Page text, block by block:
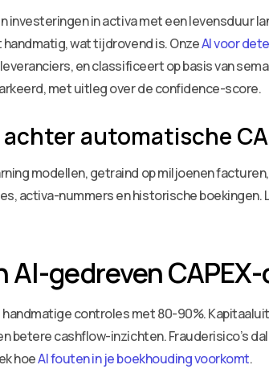
investeringen in activa met een levensduur
wat tijdrovend is. OnzeAI voor
en classificeert op basis van
met uitleg over de confidence-score.
automatische
modellen, getraind op miljoenen
activa-nummers en historische boekingen.
AI-gedreven
controles met 80-90%.
betere cashflow-inzichten. Frauderisico’s
hoeAI fouten in je boekhouding voorkomt.